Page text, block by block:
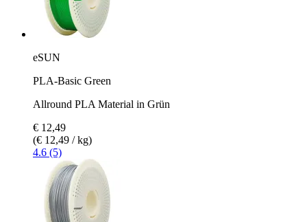
eSUN
PLA-Basic Green
Allround PLA Material in Grün
€ 12,49
(€ 12,49 / kg)
4.6 (5)